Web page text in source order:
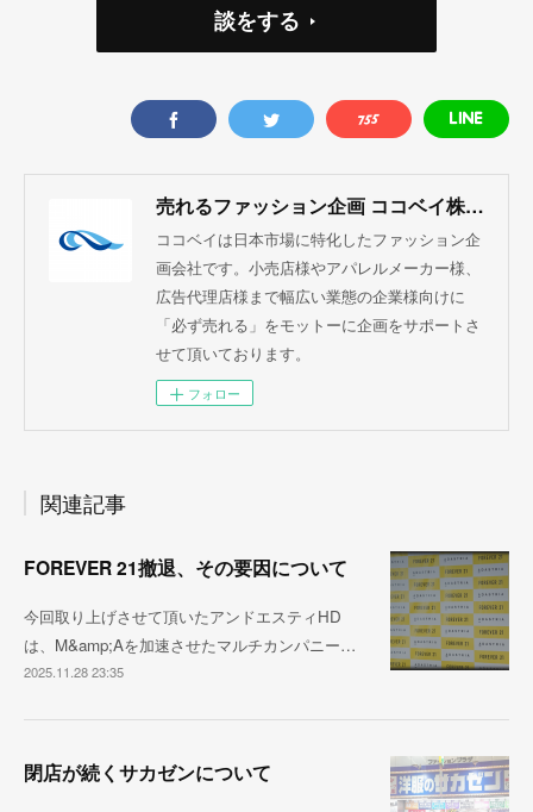
談をする
売れるファッション企画 ココベイ株式会社
ココベイは日本市場に特化したファッション企
画会社です。小売店様やアパレルメーカー様、
広告代理店様まで幅広い業態の企業様向けに
「必ず売れる」をモットーに企画をサポートさ
せて頂いております。
フォロー
関連記事
FOREVER 21撤退、その要因について
今回取り上げさせて頂いたアンドエスティHD
は、M&amp;Aを加速させたマルチカンパニー…
2025.11.28 23:35
閉店が続くサカゼンについて